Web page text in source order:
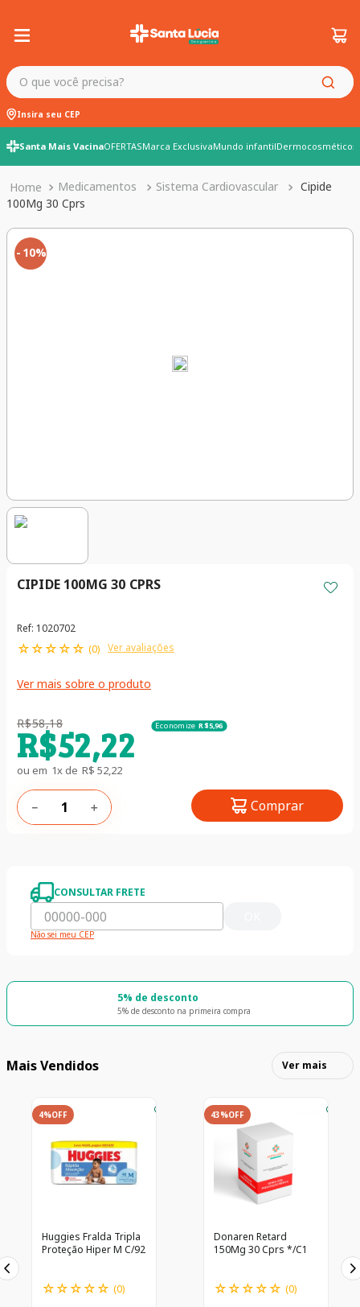
O que você precisa?
Insira seu CEP
Santa Mais VacinaOFERTASMarca ExclusivaMundo infantilDermocosméticos
Medicamentos Sistema Cardiovascular
Cipide
100Mg 30 Cprs
10%
CIPIDE 100MG 30 CPRS
Ref: 1020702
☆☆☆☆☆ (0) Ver avaliações
Ver mais sobre o produto
R$58,18 Economize R$5,96
R$52,22
ou em 1x de R$ 52,22
＋
－ Comprar
CONSULTAR FRETE
Não sei meu CEP
5% de desconto
5% de desconto na primeira compra
Mais Vendidos Ver mais
4%OFF
Huggies Fralda Tripla
Proteção Hiper M C/92
☆☆☆☆☆ (0)
43%OFF
Donaren Retard
150Mg 30 Cprs */C1
☆☆☆☆☆ (0)